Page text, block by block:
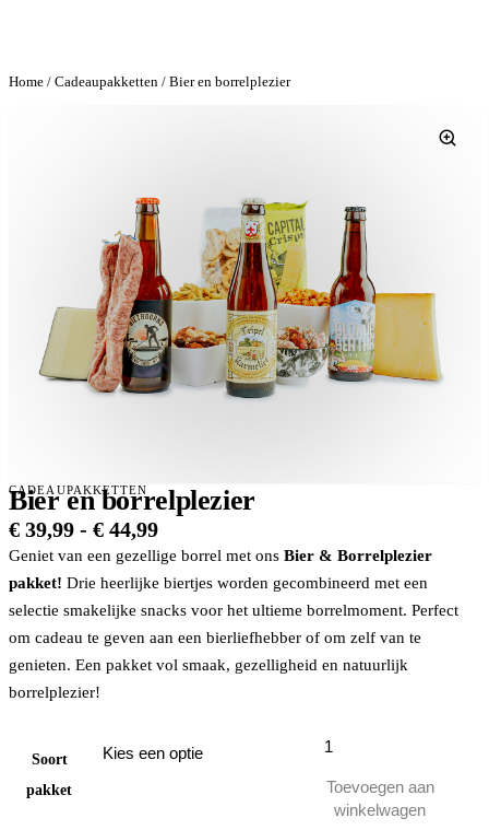
Home / Cadeaupakketten / Bier en borrelplezier
CADEAUPAKKETTEN
Bier en borrelplezier
€ 39,99 - € 44,99Prijsklasse:
€ 39,99
tot
€ 44,99
Geniet van een gezellige borrel met ons Bier & Borrelplezier
pakket! Drie heerlijke biertjes worden gecombineerd met een
selectie smakelijke snacks voor het ultieme borrelmoment. Perfect
om cadeau te geven aan een bierliefhebber of om zelf van te
genieten. Een pakket vol smaak, gezelligheid en natuurlijk
borrelplezier!
Soort
pakket
Toevoegen aan
winkelwagen